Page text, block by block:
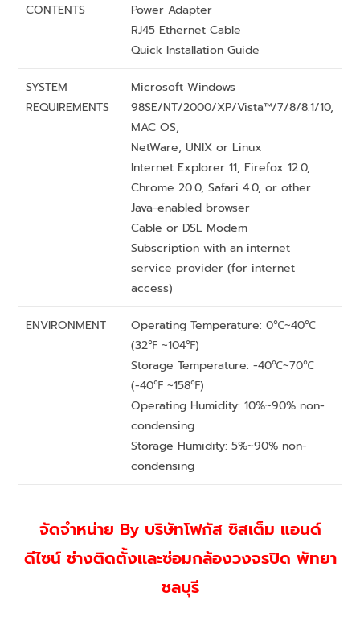
CONTENTS
Power Adapter
RJ45 Ethernet Cable
Quick Installation Guide
SYSTEM
REQUIREMENTS
Microsoft Windows
98SE/NT/2000/XP/Vista™/7/8/8.1/10,
MAC OS,
NetWare, UNIX or Linux
Internet Explorer 11, Firefox 12.0,
Chrome 20.0, Safari 4.0, or other
Java-enabled browser
Cable or DSL Modem
Subscription with an internet
service provider (for internet
access)
ENVIRONMENT
Operating Temperature: 0℃~40℃
(32℉ ~104℉)
Storage Temperature: -40℃~70℃
(-40℉ ~158℉)
Operating Humidity: 10%~90% non-
condensing
Storage Humidity: 5%~90% non-
condensing
จัดจำหน่าย By บริษัทโฟกัส ซิสเต็ม แอนด์
ดีไซน์ ช่างติดตั้งเเละซ่อมกล้องวงจรปิด พัทยา
ชลบุรี